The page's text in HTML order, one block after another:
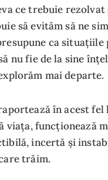
ce trebuie
să evităm să ne
ca situațiile
nu fie de la sine
mai departe.
în acest
viața, funcționează
incertă și
trăim.